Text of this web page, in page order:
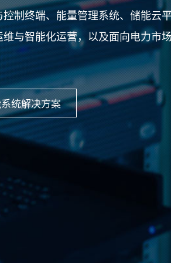
制终端、能量管理系统、储能云
与智能化运营，以及面向电力市
统解决方案